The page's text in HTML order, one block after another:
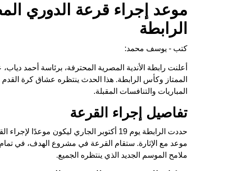
موعد إجراء قرعة الدوري
الرابطة
كتب - يوسف محمد:
أعلنت رابطة الأندية المصرية المحترفة، برئاسة أحمد
الممتاز وكأس الرابطة. هذا الحدث ينتظره عشاق كرة
المباريات والتنافسات المقبلة.
تفاصيل إجراء القرعة
حددت الرابطة يوم 19 أكتوبر الجاري ليكون
موعد مع الإثارة. ستقام القرعة في مشروع الهدف، في
ملامح الموسم الجديد الذي ينتظره الجميع.